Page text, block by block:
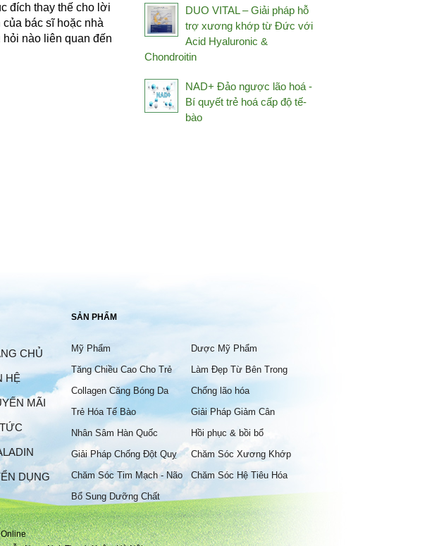
đích thay thế cho lời
bác sĩ hoặc nhà
nào liên quan đến
iS Clinical
Janssen
Jean D’Arcel
Jkendai Japan
JpanWell
Kanehide Bio
Md:ceuticals
Melsmon
Menard
Mesoestetic
Murad
Naturally Plus
NatureMedic
NeoStrata
Neova
DUO VITAL – Giải pháp hỗ
trợ xương khớp từ Đức với
Acid Hyaluronic &
Chondroitin
NAD+ Đảo ngược lão hoá -
Bí quyết trẻ hoá cấp độ tế-
bào
CHỦ
HỆ
MÃI
DỤNG
SẢN PHẨM
Mỹ Phẩm
Dược Mỹ Phẩm
Tăng Chiều Cao Cho Trẻ
Làm Đẹp Từ Bên Trong
Collagen Căng Bóng Da
Chống lão hóa
Trẻ Hóa Tế Bào
Giải Pháp Giảm Cân
Nhân Sâm Hàn Quốc
Hồi phục & bồi bổ
Giải Pháp Chống Đột Quỵ
Chăm Sóc Xương Khớp
Chăm Sóc Tim Mạch - Não
Bộ
Chăm Sóc Hệ Tiêu Hóa
Bổ Sung Dưỡng Chất